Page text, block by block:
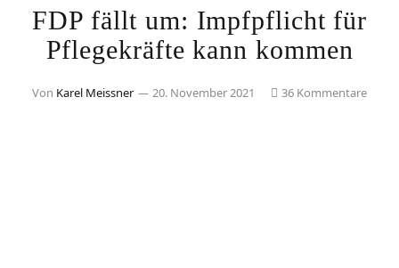
FDP fällt um: Impfpflicht für
Pflegekräfte kann kommen
Von Karel Meissner 20. November 2021 36 Kommentare